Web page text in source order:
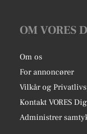
OM VORES
Om os
For annoncører
Vilkår og
Kontakt VORES
Administrer